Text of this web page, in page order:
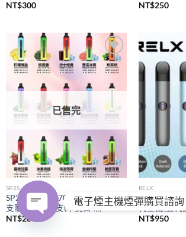
NT$300
NT$250
Add to
wishlist
已售完
SP2S
SP2S拋棄式
7000口｜購買五
支隨機贈送一支(不挑口味)
NT$280
RELX
RELX悅刻
代主機(五代
NT$950
電子煙主機煙彈購買諮詢